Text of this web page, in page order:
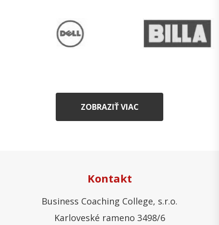
ZOBRAZIŤ VIAC
Kontakt
Business Coaching College, s.r.o.
Karloveské rameno 3498/6